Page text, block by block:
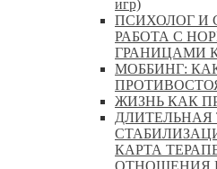
игр)
ПСИХОЛОГ И
РАБОТА С
ГРАНИЦАМИ
МОББИНГ:
ЖИЗНЬ КАК
ДЛИТЕЛЬНАЯ
КАРТА
ОТНОШЕНИЯ